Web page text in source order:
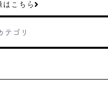
こちら
テゴリ